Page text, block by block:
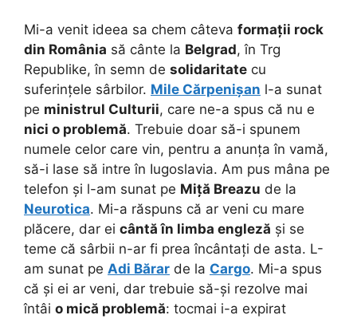
Mi-a venit ideea sa chem câteva formații rock
din România să cânte la Belgrad, în Trg
Republike, în semn de solidaritate cu
suferințele sârbilor. Mile Cărpenișan l-a sunat
pe ministrul Culturii, care ne-a spus că nu e
nici o problemă. Trebuie doar să-i spunem
numele celor care vin, pentru a anunța în vamă,
să-i lase să intre în Iugoslavia. Am pus mâna pe
telefon și l-am sunat pe Miță Breazu de la
Neurotica. Mi-a răspuns că ar veni cu mare
plăcere, dar ei cântă în limba engleză și se
teme că sârbii n-ar fi prea încântați de asta. L-
am sunat pe Adi Bărar de la Cargo. Mi-a spus
că și ei ar veni, dar trebuie să-și rezolve mai
întâi o mică problemă: tocmai i-a expirat